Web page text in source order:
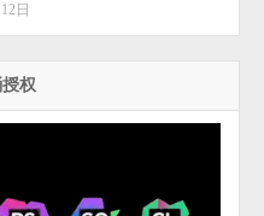
日
权